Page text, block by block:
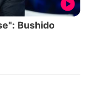
Bushido